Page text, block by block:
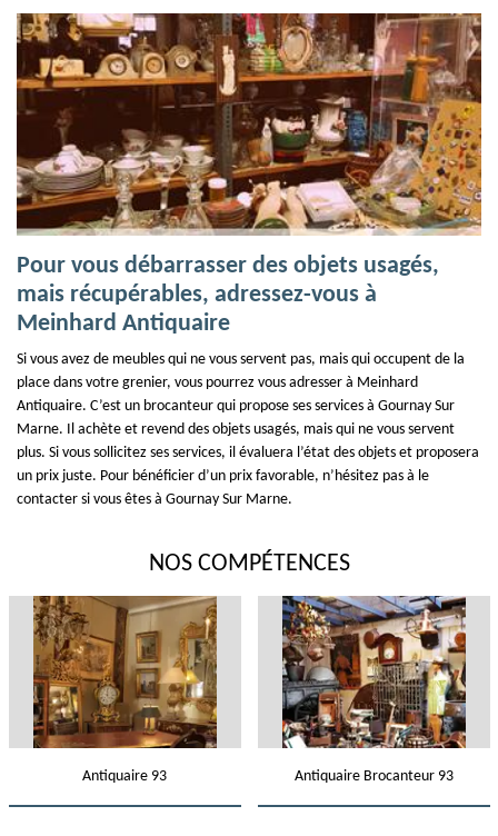
Pour vous débarrasser des objets usagés,
mais récupérables, adressez-vous à
Meinhard Antiquaire
Si vous avez de meubles qui ne vous servent pas, mais qui occupent de la
place dans votre grenier, vous pourrez vous adresser à Meinhard
Antiquaire. C’est un brocanteur qui propose ses services à Gournay Sur
Marne. Il achète et revend des objets usagés, mais qui ne vous servent
plus. Si vous sollicitez ses services, il évaluera l’état des objets et proposera
un prix juste. Pour bénéficier d’un prix favorable, n’hésitez pas à le
contacter si vous êtes à Gournay Sur Marne.
NOS COMPÉTENCES
Antiquaire 93 Antiquaire Brocanteur 93